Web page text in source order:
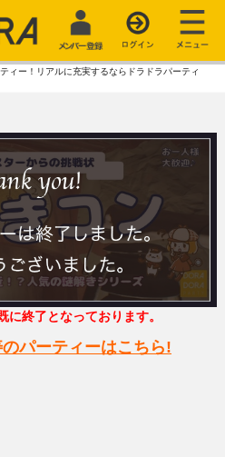
ィー！リアルに充実するならドラドラパーティ
に終了となっております。
パーティーはこちら!